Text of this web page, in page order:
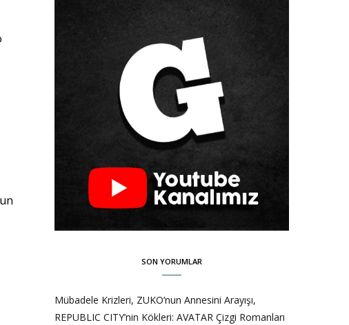
SON YORUMLAR
Mübadele Krizleri, ZUKO’nun Annesini Arayışı,
REPUBLIC CITY’nin Kökleri: AVATAR Çizgi Romanları